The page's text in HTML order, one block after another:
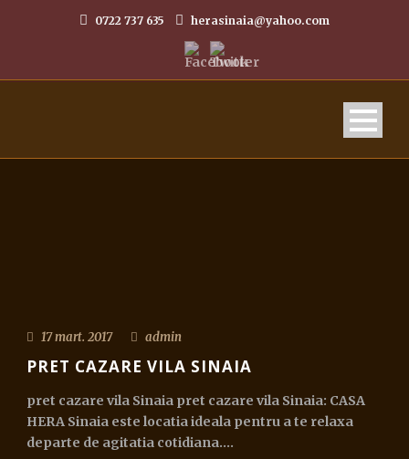
0722 737 635 herasinaia@yahoo.com
REZERVARE ONLINE
17 mart. 2017 admin
PRET CAZARE VILA SINAIA
pret cazare vila Sinaia pret cazare vila Sinaia: CASA
HERA Sinaia este locatia ideala pentru a te relaxa
departe de agitatia cotidiana....